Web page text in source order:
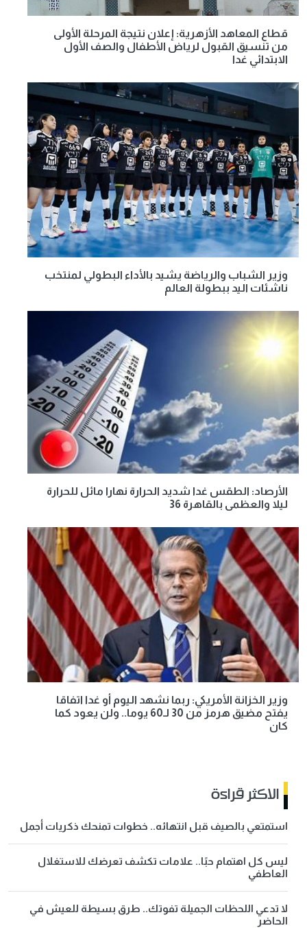
قطاع المعاهد الأزهرية: إعلان نتيجة المرحلة الأولى
من تنسيق القبول لرياض الأطفال والصف الأول
الابتدائي غدا
وزير الشباب والرياضة يشيد بالأداء البطولي لمنتخب
ناشئات اليد ببطولة العالم
الأرصاد: الطقس غدا شديد الحرارة نهارا مائل للحرارة
ليلا والعظمى بالقاهرة 36
وزير الخزانة الأمريكي: ربما نشهد اليوم أو غدا اتفاقا
يفتح مضيق هرمز من 30 لـ60 يوما.. ولن يعود كما
كان
الاكثر قراءة
استمتعي بالصيف قبل انتهائه.. خطوات تمنحك ذكريات أجمل
ليس كل اهتمام حبًا.. علامات تكشف تعرضك للاستغلال
العاطفي
لا تدعي اللحظات الجميلة تفوتك.. طرق بسيطة للعيش في
الحاضر